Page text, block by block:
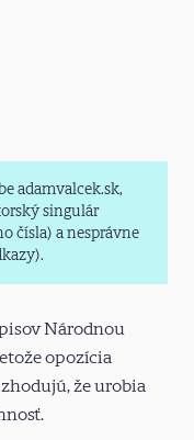
adamvalcek.sk,
singulár
čísla) a nesprávne
Národnou
opozícia
že urobia